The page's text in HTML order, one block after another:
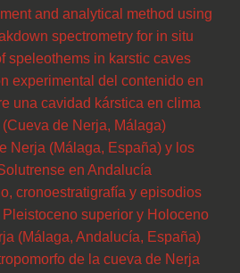
and analytical method using
spectrometry for in situ
speleothems in karstic caves
experimental del contenido en
una cavidad kárstica en clima
de Nerja, Málaga)
Nerja (Málaga, España) y los
en Andalucía
cronoestratigrafía y episodios
superior y Holoceno
(Málaga, Andalucía, España)
de la cueva de Nerja